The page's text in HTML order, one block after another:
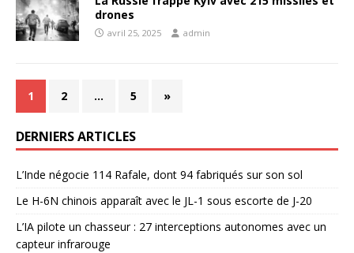
drones
avril 25, 2025 admin
1 2 … 5 »
DERNIERS ARTICLES
L’Inde négocie 114 Rafale, dont 94 fabriqués sur son sol
Le H-6N chinois apparaît avec le JL-1 sous escorte de J-20
L’IA pilote un chasseur : 27 interceptions autonomes avec un
capteur infrarouge